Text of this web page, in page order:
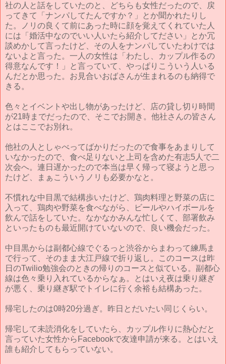
社の人と話をしていたのと、どちらも女性だったので、戻
ってきて「ナンパしてたんですか？」とか聞かれたりし
た。ノリの良くて前にあった時に顔を覚えてくれていた人
には「婚活中なのでいい人いたら紹介してださい」とか冗
談めかして言ったけど、その人をナンパしていたわけでは
ないよと言った。一人の女性は「わたし、カップル作るの
得意なんです！」と言っていて、やっぱりこういう人いる
んだとか思った。お見合いおばさんが生まれるのも納得で
きる。
色々とイベントや出し物があったけど、店の貸し切り時間
が21時までだったので、そこでお開き。他社さんの皆さん
とはここでお別れ。
他社の人としゃべってばかりだったので食事をあまりして
いなかったので、食べ足りないと上司を含めた有志5人で二
次会へ。連日遅かったので本当は早く帰って寝ようと思っ
たけど、まぁこういうノリも必要かなと。
不慣れな中目黒で結構歩いたけど、鶏肉料理と野菜の店に
入って、鶏肉や野菜を食べながら、ビールやハイボールを
飲んで話をしていた。なかなかみんな忙しくて、部署飲み
といったものも最近開けていないので、良い機会だった。
中目黒からは副都心線でぐるっと渋谷からまわって練馬ま
で行って、そのまま大江戸線で折り返し。このコースは昨
日のTwilio勉強会のときの帰りのコースと似ている。副都心
線は色々乗り入れているからなぁ。とはいえ夜は乗り継ぎ
が悪く、乗り継ぎ駅でトイレに行く余裕も結構あった。
帰宅したのは0時20分過ぎ。昨日とだいたい同じくらい。
帰宅して未読消化をしていたら、カップル作りに熱心だと
言っていた女性からFacebookで友達申請が来る。とはいえ
誰も紹介してもらっていない。